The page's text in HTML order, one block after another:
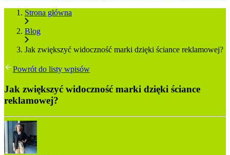
Strona główna
Blog
Jak zwiększyć widoczność marki dzięki ściance reklamowej?
Powrót do listy wpisów
Jak zwiększyć widoczność marki dzięki ściance
reklamowej?